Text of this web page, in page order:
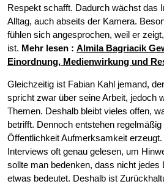
Respekt schafft. Dadurch wächst das
Alltag, auch abseits der Kamera.
fühlen sich angesprochen, weil er
ist. Mehr lesen : Almila Bagriacik
Einordnung, Medienwirkung und
Gleichzeitig ist Fabian Kahl jemand,
spricht zwar über seine Arbeit, jedoch
Themen. Deshalb bleibt vieles offen,
betrifft. Dennoch entstehen
Öffentlichkeit Aufmerksamkeit
Interviews oft genau gelesen, um
sollte man bedenken, dass nicht jedes
etwas bedeutet. Deshalb ist